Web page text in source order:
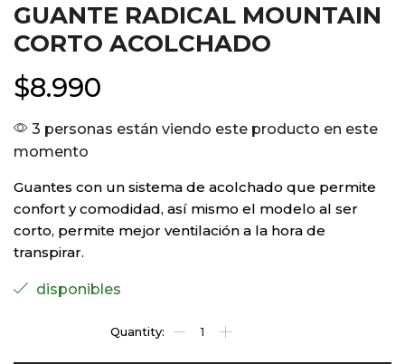
GUANTE RADICAL MOUNTAIN
CORTO ACOLCHADO
$8.990
3 personas están viendo este producto en este
momento
Guantes con un sistema de acolchado que permite
confort y comodidad, así mismo el modelo al ser
corto, permite mejor ventilación a la hora de
transpirar.
disponibles